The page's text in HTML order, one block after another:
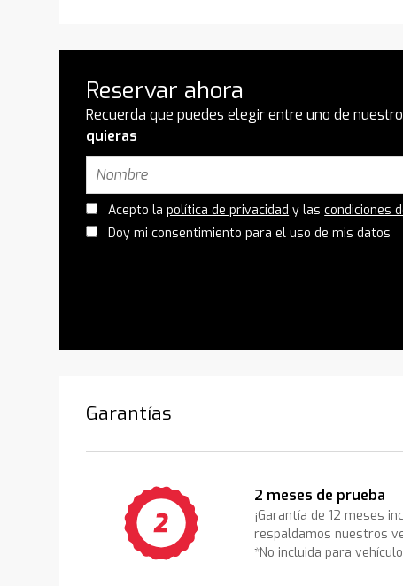
Reservar ahora
Recuerda que puedes elegir entre uno de
quieras
Acepto lapolítica de privacidad y lascondiciones
Doy mi consentimiento para el uso de mis datos
Garantías
2 meses de prueba
¡Garantía de 12 meses
respaldamos nuestros
*No incluida para